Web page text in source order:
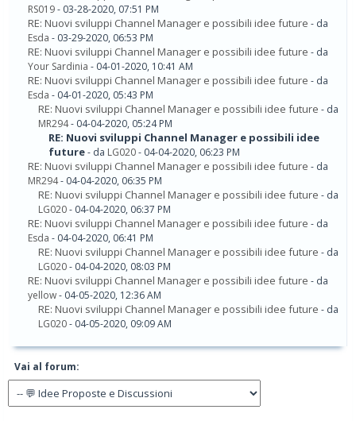
RS019- 03-28-2020, 07:51 PM
RE: Nuovi sviluppi Channel Manager e possibili idee future - da
Esda - 03-29-2020, 06:53 PM
RE: Nuovi sviluppi Channel Manager e possibili idee future - da
Your Sardinia - 04-01-2020, 10:41 AM
RE: Nuovi sviluppi Channel Manager e possibili idee future - da
Esda - 04-01-2020, 05:43 PM
RE: Nuovi sviluppi Channel Manager e possibili idee future - da
MR294- 04-04-2020, 05:24 PM
RE: Nuovi sviluppi Channel Manager e possibili idee
future- da LG020- 04-04-2020, 06:23 PM
RE: Nuovi sviluppi Channel Manager e possibili idee future - da
MR294- 04-04-2020, 06:35 PM
RE: Nuovi sviluppi Channel Manager e possibili idee future - da
LG020- 04-04-2020, 06:37 PM
RE: Nuovi sviluppi Channel Manager e possibili idee future - da
Esda - 04-04-2020, 06:41 PM
RE: Nuovi sviluppi Channel Manager e possibili idee future - da
LG020- 04-04-2020, 08:03 PM
RE: Nuovi sviluppi Channel Manager e possibili idee future - da
yellow- 04-05-2020, 12:36 AM
RE: Nuovi sviluppi Channel Manager e possibili idee future - da
LG020- 04-05-2020, 09:09 AM
Vai al forum: